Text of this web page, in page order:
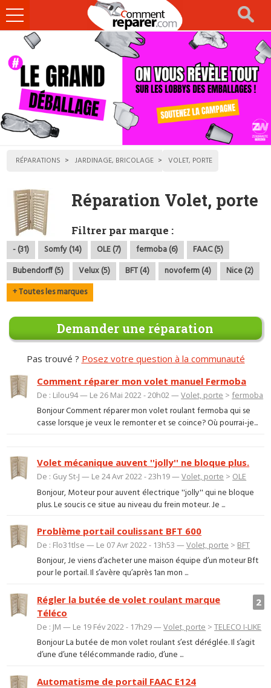
Ouvrir
le
menu
RÉPARATIONS JARDINAGE, BRICOLAGE VOLET, PORTE
Réparation Volet, porte
Filtrer par marque :
- (31) Somfy (14) OLE (7) fermoba (6)
FAAC (5)
Bubendorff (5)
Velux (5) BFT (4) novoferm (4)
Nice (2)
+ Toutes les marques
Demander une réparation
Pas trouvé ? Posez votre question à la communauté
Comment réparer mon volet manuel Fermoba
De : Lilou94 — Le 26 Mai 2022 - 20h02 —Volet, porte > fermoba
Bonjour Comment réparer mon volet roulant fermoba qui se
casse lorsque je veux le remonter et se coince? Où pourrai-je...
Volet mécanique auvent ''jolly'' ne bloque plus.
De : Guy St-J — Le 24 Avr 2022 - 23h19 —Volet, porte > OLE
Bonjour, Moteur pour auvent électrique ''jolly'' qui ne bloque
plus. Le soucis ce situe au niveau du frein moteur. Je ...
Problème portail coulissant BFT 600
De : Flo31tlse — Le 07 Avr 2022 - 13h53 —Volet, porte > BFT
Bonjour, Je viens d’acheter une maison équipe d’un moteur Bft
pour le portail. Il s’avère qu’après 1an mon ...
2
Régler la butée de volet roulant marque
Téléco
De : JM — Le 19 Fév 2022 - 17h29 —Volet, porte >TELECO I-LIKE
Bonjour La butée de mon volet roulant s’est déréglée. Il s’agit
d’une d’une télécommande radio, d’une ...
Automatisme de portail FAAC E124